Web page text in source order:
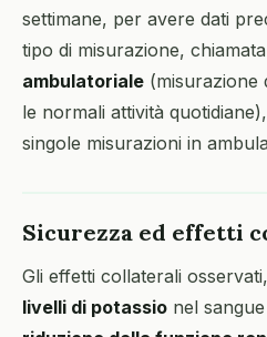
settimane, per avere dati
tipo di misurazione, chiamata
ambulatoriale (misurazione
le normali attività
singole misurazioni in
Sicurezza ed effetti
Gli effetti collaterali
livelli di potassio nel